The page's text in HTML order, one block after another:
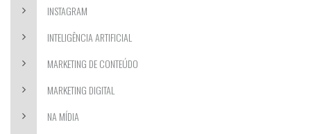
INSTAGRAM
INTELIGÊNCIA ARTIFICIAL
MARKETING DE CONTEÚDO
MARKETING DIGITAL
NA MÍDIA